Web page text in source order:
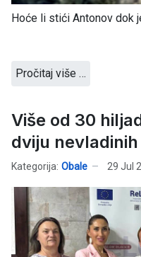
Hoće li stići Antonov dok
Pročitaj više …
Više od 30
dviju
Kategorija: Obale 29 Jul